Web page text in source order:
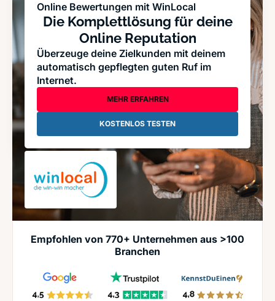
Online Bewertungen mit WinLocal
Die Komplettlösung für deine
Online Reputation
Überzeuge deine Zielkunden mit deinem
automatisch gepflegten guten Ruf im
Internet.
MEHR ERFAHREN
KOSTENLOS TESTEN
Empfohlen von 770+ Unternehmen aus >100
Branchen